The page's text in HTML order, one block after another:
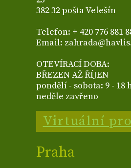
382 32 pošta Velešín
Telefon: + 420 776 881
Email:
OTEVÍRACÍ DOBA:
BŘEZEN AŽ ŘÍJEN
pondělí - sobota: 9 - 18
neděle zavřeno
Virtuální
Praha